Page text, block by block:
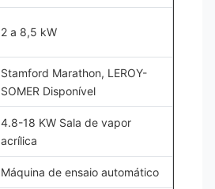
2 a 8,5 kW
Stamford Marathon, LEROY-
SOMER Disponível
4.8-18 KW Sala de vapor
acrílica
Máquina de ensaio automático